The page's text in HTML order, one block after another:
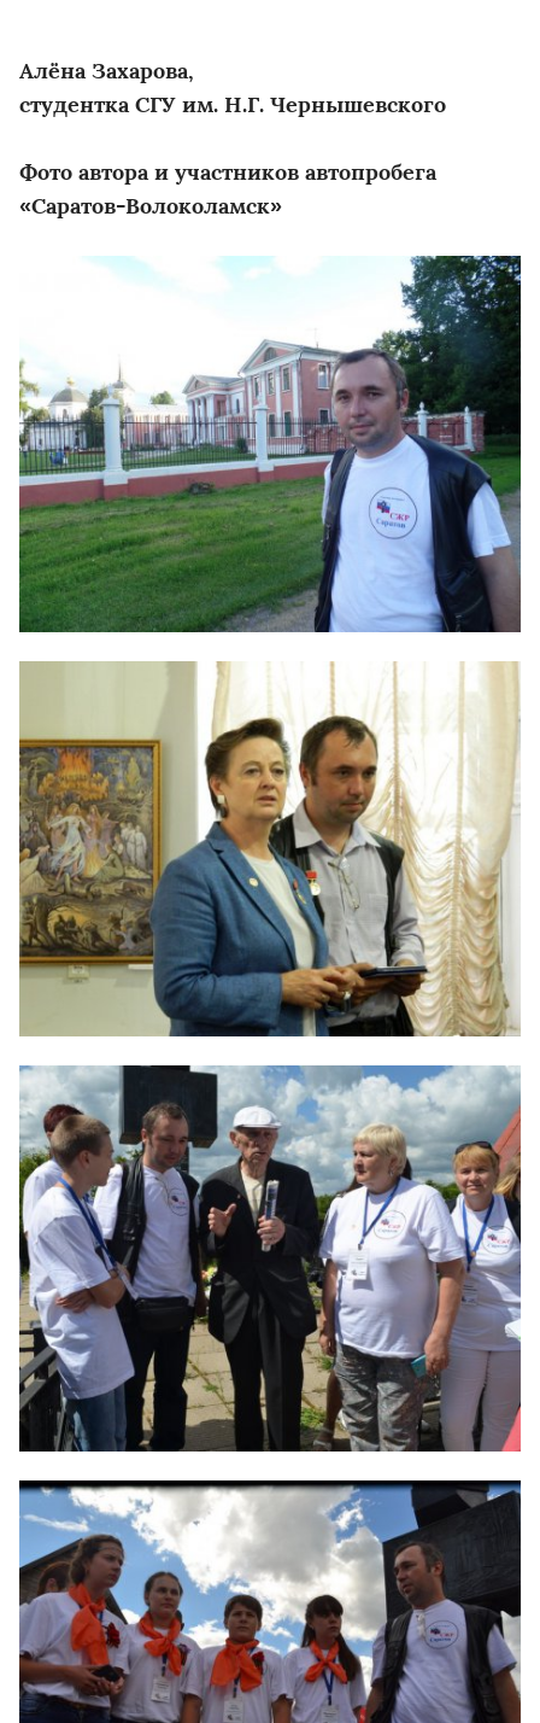
Алёна Захарова,
студентка СГУ им. Н.Г. Чернышевского
Фото автора и участников автопробега
«Саратов-Волоколамск»